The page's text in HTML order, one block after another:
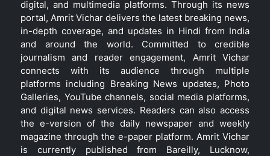
digital, and multimedia platforms. Through its news
portal, Amrit Vichar delivers the latest breaking news,
in-depth coverage, and updates in Hindi from India
and around the world. Committed to credible
journalism and reader engagement, Amrit Vichar
connects with its audience through multiple
platforms including Breaking News updates, Photo
Galleries, YouTube channels, social media platforms,
and digital news services. Readers can also access
the e-version of the daily newspaper and weekly
magazine through the e-paper platform. Amrit Vichar
is currently published from Bareilly, Lucknow,